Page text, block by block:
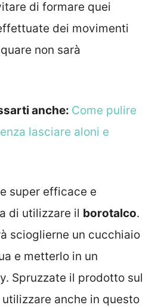
di formare quei
dei movimenti
non sarà
anche: Come pulire
lasciare aloni e
super efficace e
di utilizzare il borotalco.
scioglierne un cucchiaio
e metterlo in un
Spruzzate il prodotto sul
anche in questo